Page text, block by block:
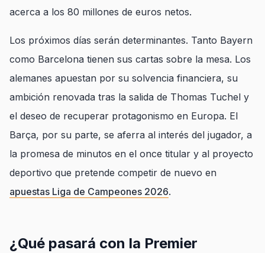
acerca a los 80 millones de euros netos.
Los próximos días serán determinantes. Tanto Bayern
como Barcelona tienen sus cartas sobre la mesa. Los
alemanes apuestan por su solvencia financiera, su
ambición renovada tras la salida de Thomas Tuchel y
el deseo de recuperar protagonismo en Europa. El
Barça, por su parte, se aferra al interés del jugador, a
la promesa de minutos en el once titular y al proyecto
deportivo que pretende competir de nuevo en
apuestas Liga de Campeones 2026.
¿Qué pasará con la Premier